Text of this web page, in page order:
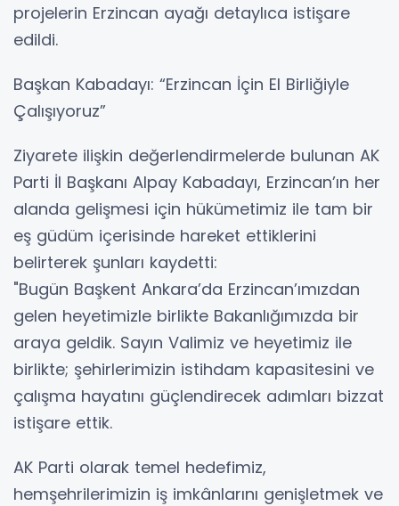
projelerin Erzincan ayağı detaylıca istişare
edildi.
Başkan Kabadayı: “Erzincan İçin El Birliğiyle
Çalışıyoruz”
Ziyarete ilişkin değerlendirmelerde bulunan AK
Parti İl Başkanı Alpay Kabadayı, Erzincan’ın her
alanda gelişmesi için hükümetimiz ile tam bir
eş güdüm içerisinde hareket ettiklerini
belirterek şunları kaydetti:
"Bugün Başkent Ankara’da Erzincan’ımızdan
gelen heyetimizle birlikte Bakanlığımızda bir
araya geldik. Sayın Valimiz ve heyetimiz ile
birlikte; şehirlerimizin istihdam kapasitesini ve
çalışma hayatını güçlendirecek adımları bizzat
istişare ettik.
AK Parti olarak temel hedefimiz,
hemşehrilerimizin iş imkânlarını genişletmek ve